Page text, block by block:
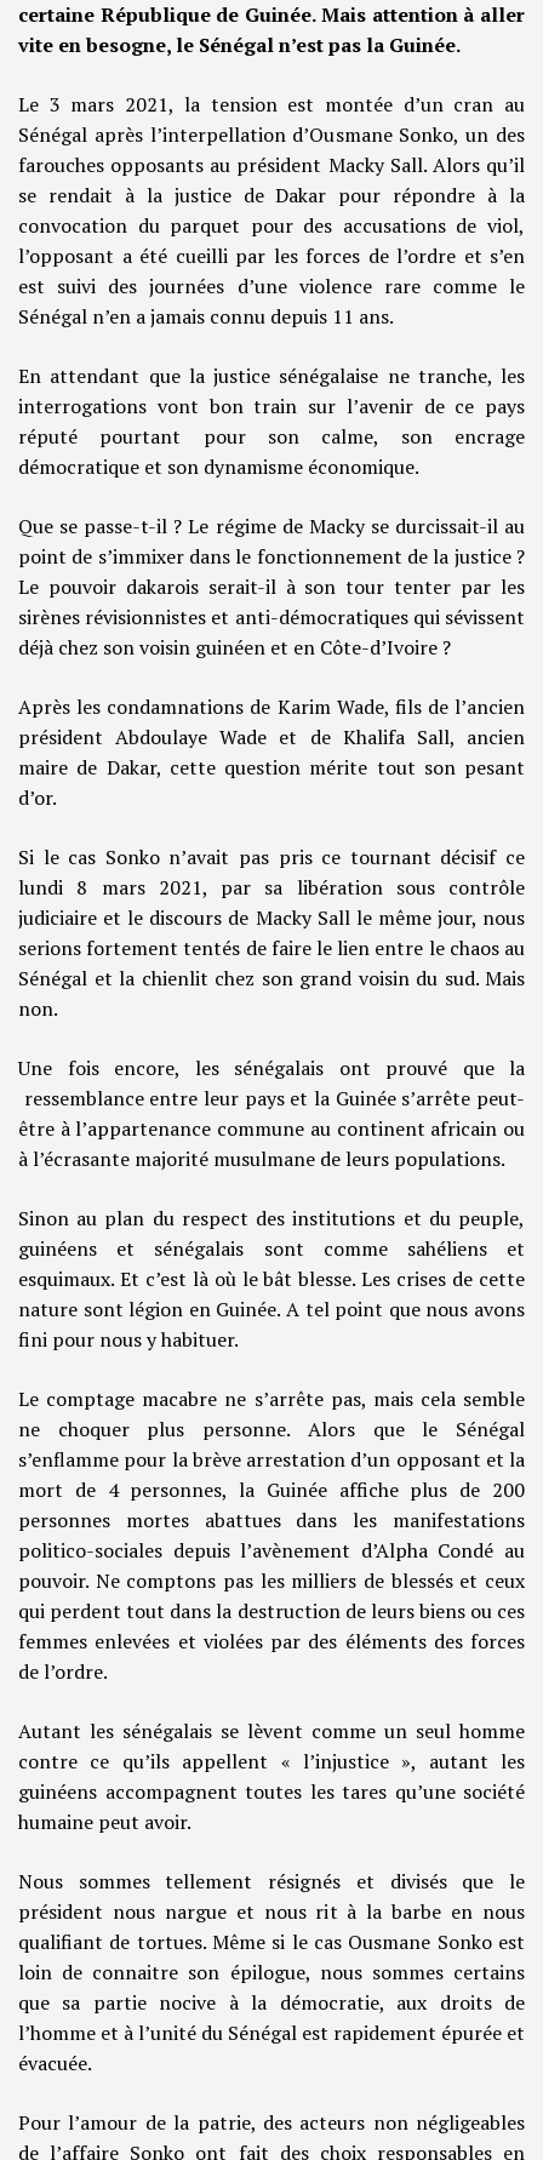
certaine République de Guinée. Mais attention à aller
vite en besogne, le Sénégal n’est pas la Guinée.
Le 3 mars 2021, la tension est montée d’un cran au
Sénégal après l’interpellation d’Ousmane Sonko, un des
farouches opposants au président Macky Sall. Alors qu’il
se rendait à la justice de Dakar pour répondre à la
convocation du parquet pour des accusations de viol,
l’opposant a été cueilli par les forces de l’ordre et s’en
est suivi des journées d’une violence rare comme le
Sénégal n’en a jamais connu depuis 11 ans.
En attendant que la justice sénégalaise ne tranche, les
interrogations vont bon train sur l’avenir de ce pays
réputé pourtant pour son calme, son encrage
démocratique et son dynamisme économique.
Que se passe-t-il ? Le régime de Macky se durcissait-il au
point de s’immixer dans le fonctionnement de la justice ?
Le pouvoir dakarois serait-il à son tour tenter par les
sirènes révisionnistes et anti-démocratiques qui sévissent
déjà chez son voisin guinéen et en Côte-d’Ivoire ?
Après les condamnations de Karim Wade, fils de l’ancien
président Abdoulaye Wade et de Khalifa Sall, ancien
maire de Dakar, cette question mérite tout son pesant
d’or.
Si le cas Sonko n’avait pas pris ce tournant décisif ce
lundi 8 mars 2021, par sa libération sous contrôle
judiciaire et le discours de Macky Sall le même jour, nous
serions fortement tentés de faire le lien entre le chaos au
Sénégal et la chienlit chez son grand voisin du sud. Mais
non.
Une fois encore, les sénégalais ont prouvé que la
ressemblance entre leur pays et la Guinée s’arrête peut-
être à l’appartenance commune au continent africain ou
à l’écrasante majorité musulmane de leurs populations.
Sinon au plan du respect des institutions et du peuple,
guinéens et sénégalais sont comme sahéliens et
esquimaux. Et c’est là où le bât blesse. Les crises de cette
nature sont légion en Guinée. A tel point que nous avons
fini pour nous y habituer.
Le comptage macabre ne s’arrête pas, mais cela semble
ne choquer plus personne. Alors que le Sénégal
s’enflamme pour la brève arrestation d’un opposant et la
mort de 4 personnes, la Guinée affiche plus de 200
personnes mortes abattues dans les manifestations
politico-sociales depuis l’avènement d’Alpha Condé au
pouvoir. Ne comptons pas les milliers de blessés et ceux
qui perdent tout dans la destruction de leurs biens ou ces
femmes enlevées et violées par des éléments des forces
de l’ordre.
Autant les sénégalais se lèvent comme un seul homme
contre ce qu’ils appellent « l’injustice », autant les
guinéens accompagnent toutes les tares qu’une société
humaine peut avoir.
Nous sommes tellement résignés et divisés que le
président nous nargue et nous rit à la barbe en nous
qualifiant de tortues. Même si le cas Ousmane Sonko est
loin de connaitre son épilogue, nous sommes certains
que sa partie nocive à la démocratie, aux droits de
l’homme et à l’unité du Sénégal est rapidement épurée et
évacuée.
Pour l’amour de la patrie, des acteurs non négligeables
de l’affaire Sonko ont fait des choix responsables en